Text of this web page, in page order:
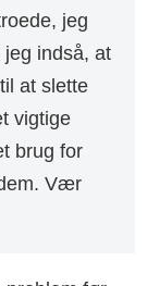
jeg
indså, at
at slette
vigtige
brug for
Vær